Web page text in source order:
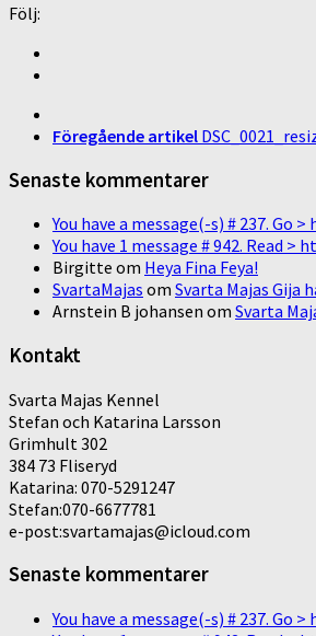
Följ:
Föregående artikel
Senaste kommentarer
You have a message(-s) # 237.
You have 1 message # 942. Read
Birgitte om Heya Fina Feya!
SvartaMajas om Svarta Majas Gija
Arnstein B johansen om Svarta
Kontakt
Svarta Majas Kennel
Stefan och Katarina Larsson
Grimhult 302
384 73 Fliseryd
Katarina: 070-5291247
Stefan:070-6677781
e-post:svartamajas@icloud.com
Senaste kommentarer
You have a message(-s) # 237.